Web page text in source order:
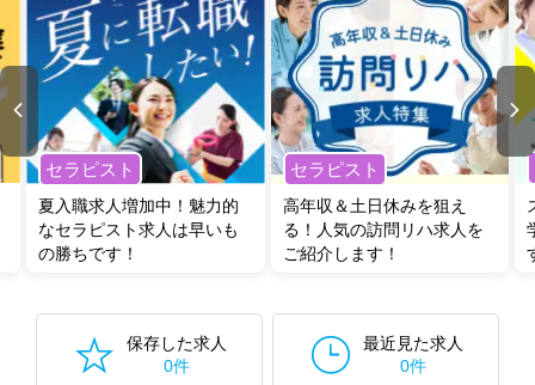
セラピスト
夏入職求人増加中！魅力的
なセラピスト求人は早いも
の勝ちです！
セラピスト
高年収＆土日休みを狙え
る！人気の訪問リハ求人を
ご紹介します！
保存した求人
0件
最近見た求人
0件